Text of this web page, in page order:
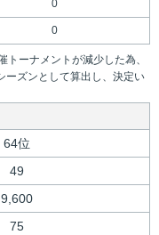
0
0
ーナメントが減少した為、
ーズンとして算出し、決定い
64位
49
9,600
75